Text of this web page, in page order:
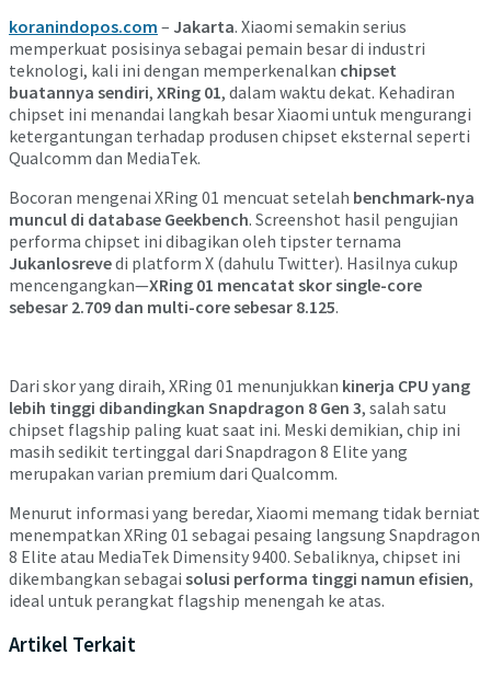
koranindopos.com – Jakarta. Xiaomi semakin serius
memperkuat posisinya sebagai pemain besar di industri
teknologi, kali ini dengan memperkenalkan chipset
buatannya sendiri, XRing 01, dalam waktu dekat. Kehadiran
chipset ini menandai langkah besar Xiaomi untuk mengurangi
ketergantungan terhadap produsen chipset eksternal seperti
Qualcomm dan MediaTek.
Bocoran mengenai XRing 01 mencuat setelah benchmark-nya
muncul di database Geekbench. Screenshot hasil pengujian
performa chipset ini dibagikan oleh tipster ternama
Jukanlosrevedi platform X (dahulu Twitter). Hasilnya cukup
mencengangkan—XRing 01 mencatat skor single-core
sebesar 2.709 dan multi-core sebesar 8.125.
Dari skor yang diraih, XRing 01 menunjukkan kinerja CPU yang
lebih tinggi dibandingkan Snapdragon 8 Gen 3, salah satu
chipset flagship paling kuat saat ini. Meski demikian, chip ini
masih sedikit tertinggal dari Snapdragon 8 Elite yang
merupakan varian premium dari Qualcomm.
Menurut informasi yang beredar, Xiaomi memang tidak berniat
menempatkan XRing 01 sebagai pesaing langsung Snapdragon
8 Elite atau MediaTek Dimensity 9400. Sebaliknya, chipset ini
dikembangkan sebagai solusi performa tinggi namun efisien,
ideal untuk perangkat flagship menengah ke atas.
Artikel Terkait